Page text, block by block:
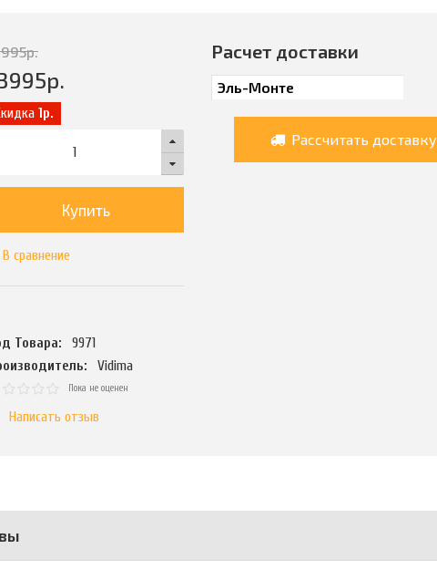
р.
р.
1р.
Купить
В сравнение
Товара:
9971
Vidima
Пока не оценен
Написать отзыв
Расчет доставки
Рассчитать доставку